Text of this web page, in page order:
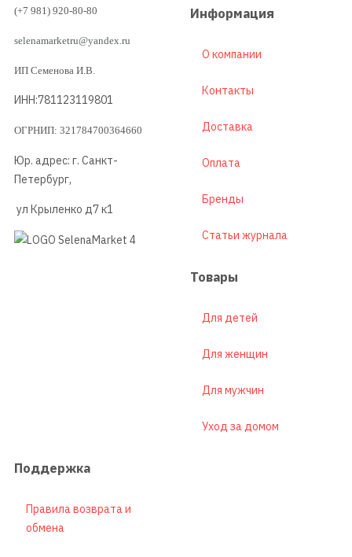
(+7 981) 920-80-80
selenamarketru@yandex.ru
ИП Семенова И.В.
ИНН:781123119801
ОГРНИП: 321784700364660
Юр. адрес: г. Санкт-
Петербург,
ул Крыленко д7 к1
Информация
О компании
Контакты
Доставка
Оплата
Бренды
Статьи журнала
Товары
Для детей
Для женщин
Для мужчин
Уход за домом
Поддержка
Правила возврата и
обмена